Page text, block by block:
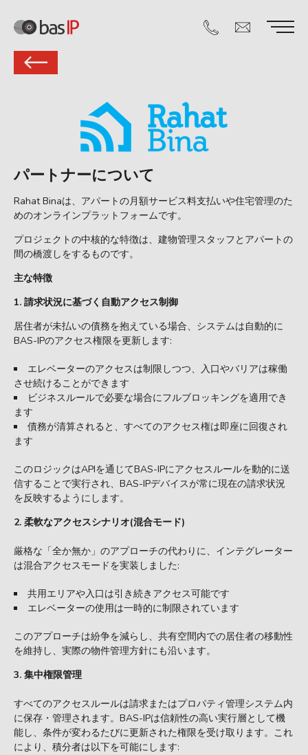
パートナーについて
Rahat Binaは、アパートの月額サービス料支払いや住宅管理のた
めのオンラインプラットフォームです。
プロジェクトの中核的な特徴は、建物管理スタッフとアパートの
間の橋渡しをするものです。
主な特徴
1. 請求状況に基づく自動アクセス制御
居住者が未払いの債務を抱えている場合、システムは自動的に
BAS-IPのアクセス権限を更新します:
エレベーターのアクセスは制限しつつ、入口やバリアは稼働
させ続けることができます
ビジネスルールで必要な場合にフルブロッキングを適用でき
ます
債務が清算されると、すべてのアクセス権は即座に回復され
ます
このロジックはAPIを通じてBAS-IPにアクセスルールを動的に送
信することで実行され、BAS-IPデバイスが常に現在の請求状況
を反映するようにします。
2. 柔軟なアクセスシナリオ(混合モード)
厳格な「全か無か」のアプローチの代わりに、インテグレーター
は混合アクセスモードを実装しました:
共用エリアや入口は引き続きアクセス可能です
エレベーターの使用は一時的に制限されています
このアプローチは紛争を減らし、共有空間内での居住者の移動性
を維持し、実際の物件管理方針にも沿います。
3. 集中権限管理
すべてのアクセスルールは請求またはプロパティ管理システム内
に保存・管理されます。BAS-IPは信頼性の高い実行層として機
能し、条件が変わるたびに更新された権限を受け取ります。これ
により、積分者は以下を可能にします: